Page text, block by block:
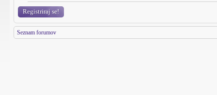
Registriraj se!
Seznam forumov